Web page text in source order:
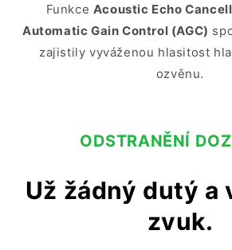
Funkce Acoustic Echo
Automatic Gain Control (AGC)
zajistily vyváženou hlasitost
ozvěnu.
ODSTRANĚNÍ
Už žádný dutý a
zvuk.